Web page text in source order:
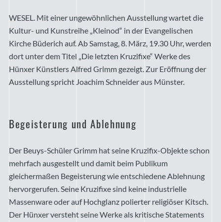
WESEL. Mit einer ungewöhnlichen Ausstellung wartet die
Kultur- und Kunstreihe „Kleinod“ in der Evangelischen
Kirche Büderich auf. Ab Samstag, 8. März, 19.30 Uhr, werden
dort unter dem Titel „Die letzten Kruzifixe“ Werke des
Hünxer Künstlers Alfred Grimm gezeigt. Zur Eröffnung der
Ausstellung spricht Joachim Schneider aus Münster.
Begeisterung und Ablehnung
Der Beuys-Schüler Grimm hat seine Kruzifix-Objekte schon
mehrfach ausgestellt und damit beim Publikum
gleichermaßen Begeisterung wie entschiedene Ablehnung
hervorgerufen. Seine Kruzifixe sind keine industrielle
Massenware oder auf Hochglanz polierter religiöser Kitsch.
Der Hünxer versteht seine Werke als kritische Statements